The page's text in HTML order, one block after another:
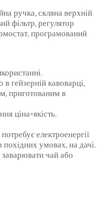
ручка, скляна верхній
фільтр, регулятор
програмований
гейзерній кавоварці,
приготованим в
ціна-якість.
електроенергії
умовах, на дачі.
чай або